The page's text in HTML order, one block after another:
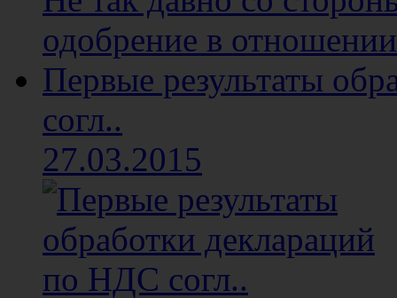
одобрение в
Первые результаты
согл..
27.03.2015